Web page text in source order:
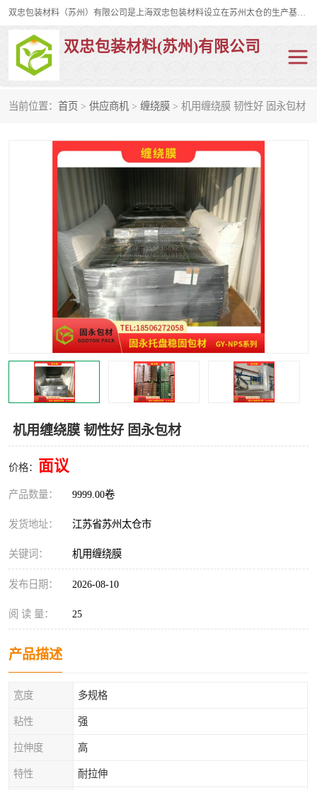
双忠包装材料（苏州）有限公司是上海双忠包装材料设立在苏州太仓的生产基地，占地约2万平米，产品主要有打孔缠绕膜，拉伸蜂窝纸，集装箱充气袋，滑托板，打包带，裹包网兜，防滑纸等箱体和托盘的运输和保护性包材。固永包材®，GooYon Pack®，是我们保护性包装材料的专属品牌。
双忠包装材料(苏州)有限公司
当前位置： 首页 > 供应商机 > 缠绕膜 > 机用缠绕膜 韧性好 固永包材
机用缠绕膜 韧性好 固永包材
价格： 面议
产品数量： 9999.00卷
发货地址： 江苏省苏州太仓市
关键词： 机用缠绕膜
发布日期： 2026-08-10
阅 读 量： 25
产品描述
宽度 多规格
粘性 强
拉伸度 高
特性 耐拉伸
裹包网兜 纤维打包带
充气袋
缠绕膜
托盘裹包网兜
托盘捆绑带